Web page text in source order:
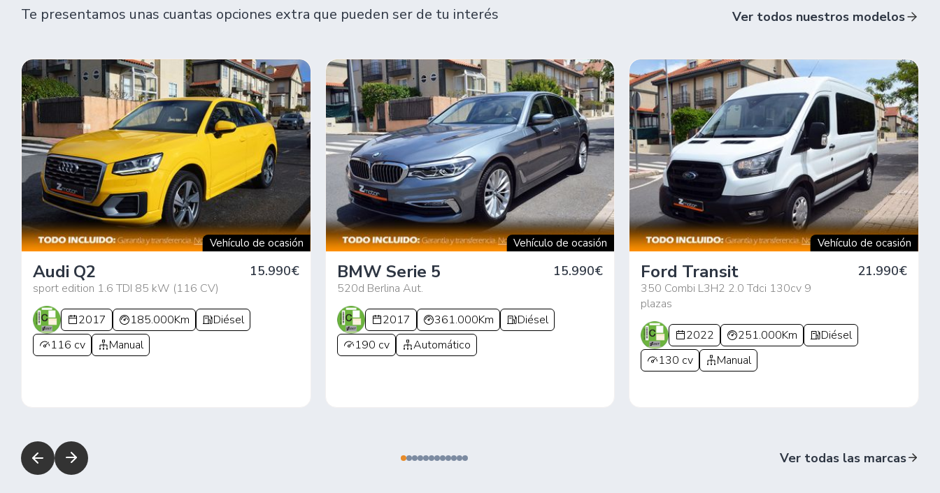
Te presentamos unas cuantas opciones extra que pueden ser de tu interés Ver todos nuestros modelos
Vehículo de ocasión
Audi Q2
sport edition 1.6 TDI 85 kW (116 CV)
15.990€
2017 185.000Km
Diésel
116 cv
Manual
Vehículo de ocasión
BMW Serie 5
520d Berlina Aut.
15.990€
2017 361.000Km
Diésel
190 cv
Automático
Vehículo de ocasión
Ford Transit
350 Combi L3H2 2.0 Tdci 130cv 9
plazas
21.990€
2022 251.000Km
Diésel
130 cv
Manual
Ver todas las marcas